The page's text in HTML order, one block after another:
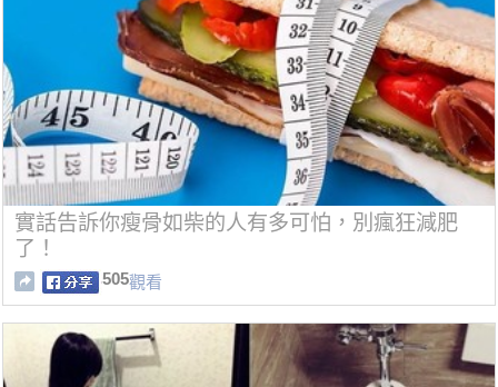
實話告訴你瘦骨如柴的人有多可怕，別瘋狂減肥
了！
505觀看